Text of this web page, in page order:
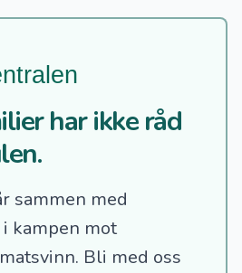
har ikke råd
sammen med
kampen mot
Bli med oss